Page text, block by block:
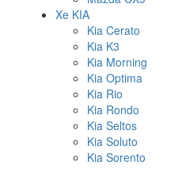
Xe KIA
Kia Cerato
Kia K3
Kia Morning
Kia Optima
Kia Rio
Kia Rondo
Kia Seltos
Kia Soluto
Kia Sorento